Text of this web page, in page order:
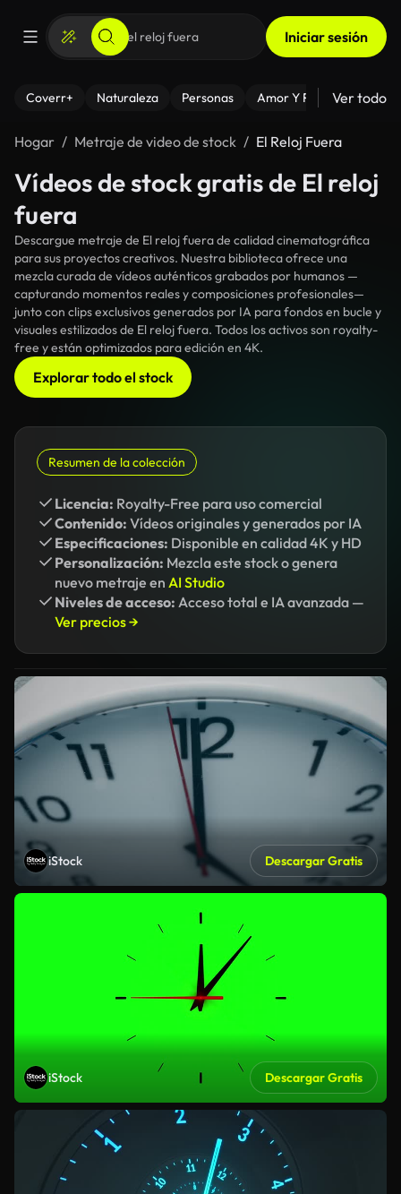
Iniciar sesión
Coverr+ Naturaleza Personas Amor Y Relaciones
Ver todo
Hogar Metraje de video de stock El Reloj Fuera
Vídeos de stock gratis de El reloj
fuera
Descargue metraje de El reloj fuera de calidad cinematográfica
para sus proyectos creativos. Nuestra biblioteca ofrece una
mezcla curada de vídeos auténticos grabados por humanos —
capturando momentos reales y composiciones profesionales—
junto con clips exclusivos generados por IA para fondos en bucle y
visuales estilizados de El reloj fuera. Todos los activos son royalty-
free y están optimizados para edición en 4K.
Explorar todo el stock
Resumen de la colección
Licencia: Royalty-Free para uso comercial
Contenido: Vídeos originales y generados por IA
Especificaciones: Disponible en calidad 4K y HD
Personalización: Mezcla este stock o genera
nuevo metraje en AI Studio
Niveles de acceso: Acceso total e IA avanzada —
Ver precios →
iStock Descargar Gratis
iStock Descargar Gratis